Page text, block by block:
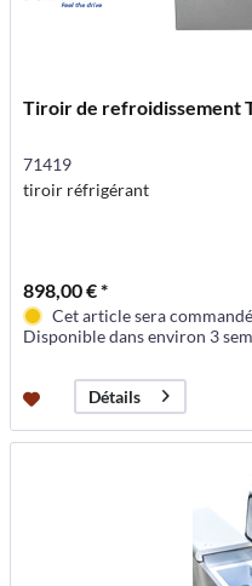
Tiroir de refroidissement
71419
tiroir réfrigérant
898,00 € *
Cet article sera
Disponible dans environ 3
Détails